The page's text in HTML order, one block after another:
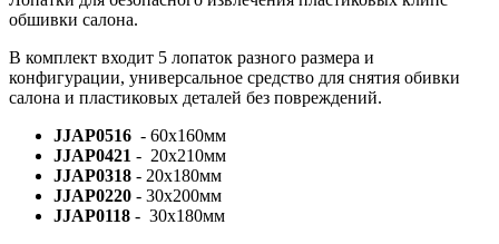
обшивки салона.
В комплект входит 5 лопаток разного размера и
конфигурации, универсальное средство для снятия обивки
салона и пластиковых деталей без повреждений.
JJAP0516 - 60x160мм
JJAP0421 - 20x210мм
JJAP0318 - 20x180мм
JJAP0220 - 30x200мм
JJAP0118 - 30x180мм